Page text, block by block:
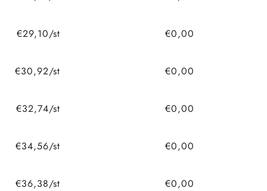
€29,10/st €0,00
€30,92/st €0,00
€32,74/st €0,00
€34,56/st €0,00
€36,38/st €0,00